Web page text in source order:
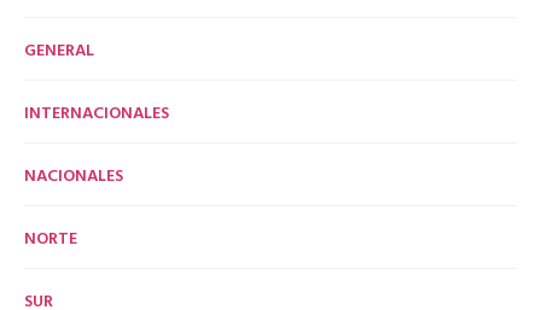
GENERAL
INTERNACIONALES
NACIONALES
NORTE
SUR